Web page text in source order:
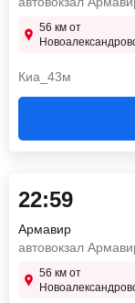
56 км от
Киа_43м
22:59
Армавир
автовокзал
56 км от